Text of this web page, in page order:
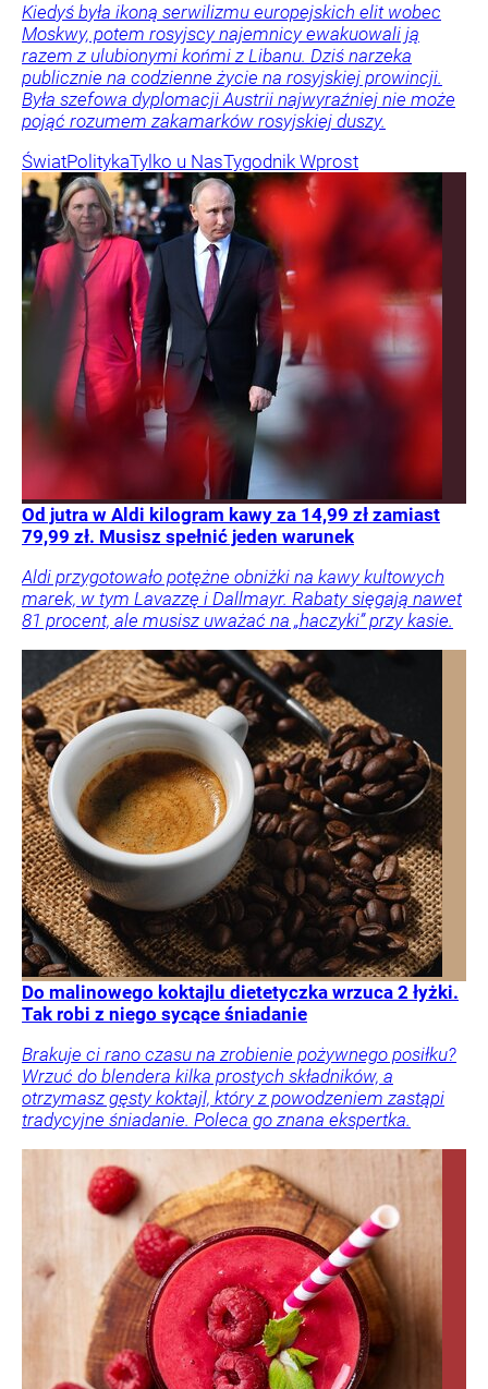
Kiedyś była ikoną serwilizmu europejskich elit wobec
Moskwy, potem rosyjscy najemnicy ewakuowali ją
razem z ulubionymi końmi z Libanu. Dziś narzeka
publicznie na codzienne życie na rosyjskiej prowincji.
Była szefowa dyplomacji Austrii najwyraźniej nie może
pojąć rozumem zakamarków rosyjskiej duszy.
ŚwiatPolitykaTylko u NasTygodnik Wprost
Od jutra w Aldi kilogram kawy za 14,99 zł zamiast
79,99 zł. Musisz spełnić jeden warunek
Aldi przygotowało potężne obniżki na kawy kultowych
marek, w tym Lavazzę i Dallmayr. Rabaty sięgają nawet
81 procent, ale musisz uważać na „haczyki” przy kasie.
Do malinowego koktajlu dietetyczka wrzuca 2 łyżki.
Tak robi z niego sycące śniadanie
Brakuje ci rano czasu na zrobienie pożywnego posiłku?
Wrzuć do blendera kilka prostych składników, a
otrzymasz gęsty koktajl, który z powodzeniem zastąpi
tradycyjne śniadanie. Poleca go znana ekspertka.